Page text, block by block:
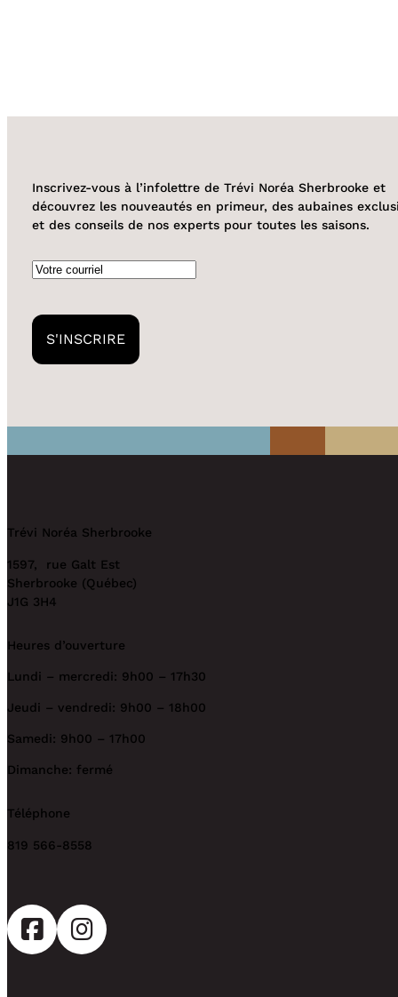
Inscrivez-vous à l’infolettre de Trévi Noréa Sherbrooke et
découvrez les nouveautés en primeur, des aubaines
et des conseils de nos experts pour toutes les saisons.
Courriel
S'INSCRIRE
Trévi Noréa Sherbrooke
1597, rue Galt Est
Sherbrooke (Québec)
J1G 3H4
Heures d’ouverture
Lundi – mercredi: 9h00 – 17h30
Jeudi – vendredi: 9h00 – 18h00
Samedi: 9h00 – 17h00
Dimanche: fermé
Téléphone
819 566-8558